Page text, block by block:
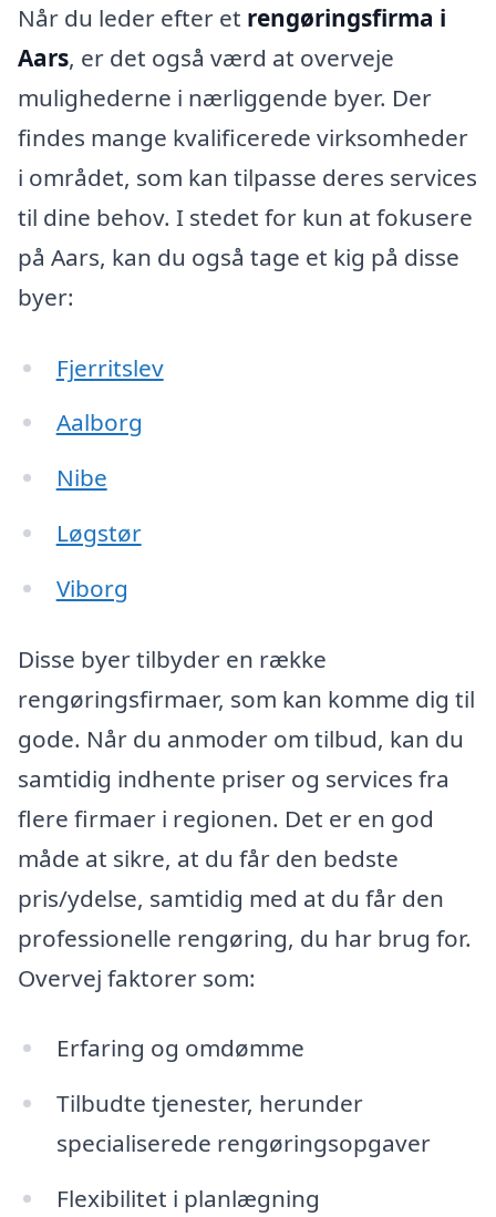
Når du leder efter et rengøringsfirma i
Aars, er det også værd at overveje
mulighederne i nærliggende byer. Der
findes mange kvalificerede virksomheder
i området, som kan tilpasse deres services
til dine behov. I stedet for kun at fokusere
på Aars, kan du også tage et kig på disse
byer:
Fjerritslev
Aalborg
Nibe
Løgstør
Viborg
Disse byer tilbyder en række
rengøringsfirmaer, som kan komme dig til
gode. Når du anmoder om tilbud, kan du
samtidig indhente priser og services fra
flere firmaer i regionen. Det er en god
måde at sikre, at du får den bedste
pris/ydelse, samtidig med at du får den
professionelle rengøring, du har brug for.
Overvej faktorer som:
Erfaring og omdømme
Tilbudte tjenester, herunder
specialiserede rengøringsopgaver
Flexibilitet i planlægning